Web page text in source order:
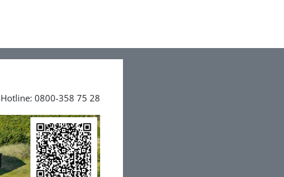
0800-358 75 28